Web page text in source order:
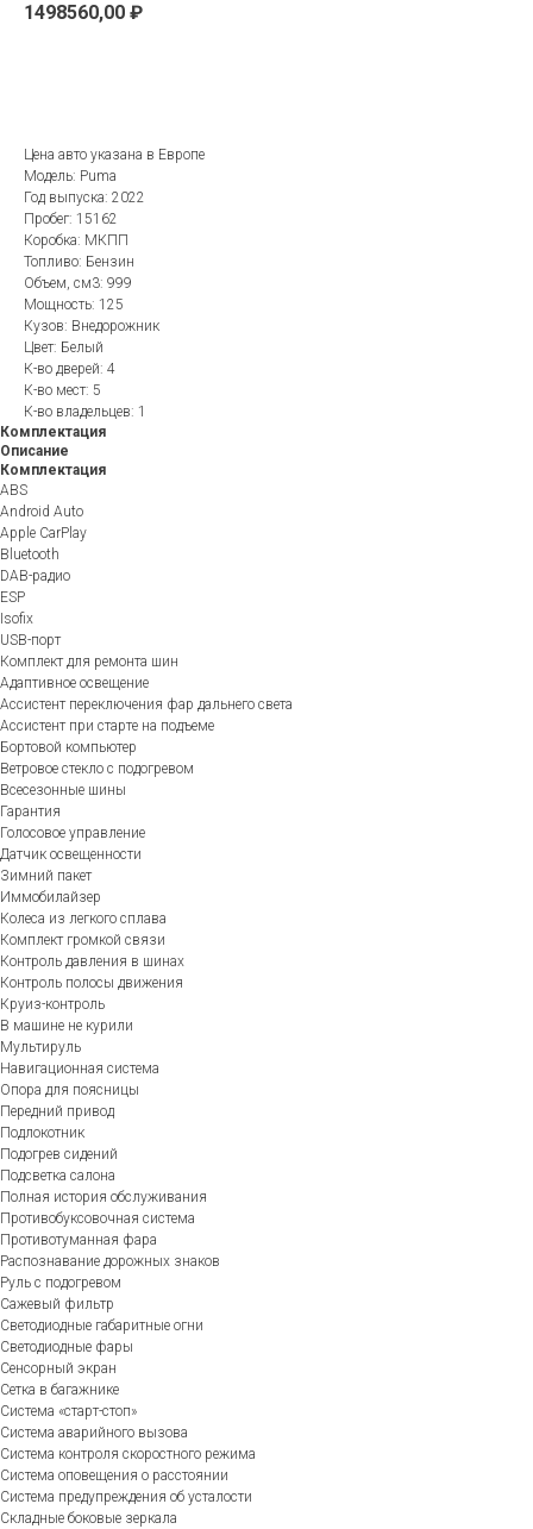
1498560,00 ₽
Цена авто указана в Европе
Модель: Puma
Год выпуска: 2022
Пробег: 15162
Коробка: МКПП
Топливо: Бензин
Объем, см3: 999
Мощность: 125
Кузов: Внедорожник
Цвет: Белый
К-во дверей: 4
К-во мест: 5
К-во владельцев: 1
Комплектация
Описание
Комплектация
ABS
Android Auto
Apple CarPlay
Bluetooth
DAB-радио
ESP
Isofix
USB-порт
Комплект для ремонта шин
Адаптивное освещение
Ассистент переключения фар дальнего света
Ассистент при старте на подъеме
Бортовой компьютер
Ветровое стекло с подогревом
Всесезонные шины
Гарантия
Голосовое управление
Датчик освещенности
Зимний пакет
Иммобилайзер
Колеса из легкого сплава
Комплект громкой связи
Контроль давления в шинах
Контроль полосы движения
Круиз-контроль
В машине не курили
Мультируль
Навигационная система
Опора для поясницы
Передний привод
Подлокотник
Подогрев сидений
Подсветка салона
Полная история обслуживания
Противобуксовочная система
Противотуманная фара
Распознавание дорожных знаков
Руль с подогревом
Сажевый фильтр
Светодиодные габаритные огни
Светодиодные фары
Сенсорный экран
Сетка в багажнике
Система «старт-стоп»
Система аварийного вызова
Система контроля скоростного режима
Система оповещения о расстоянии
Система предупреждения об усталости
Складные боковые зеркала